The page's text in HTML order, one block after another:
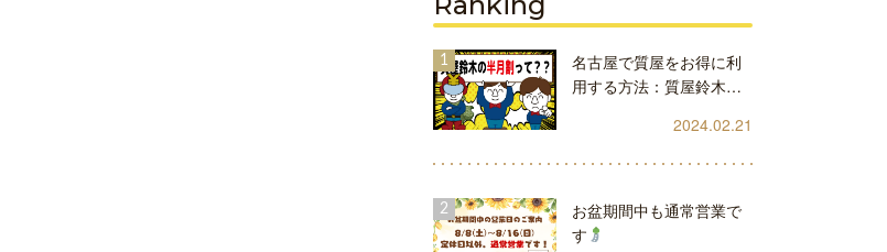
名古屋で質屋をお得に利
用する方法：質屋鈴木…
2024.02.21
お盆期間中も通常営業で
す